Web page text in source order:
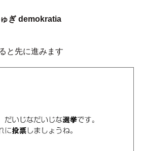
ぎ demokratia
と先に進みます